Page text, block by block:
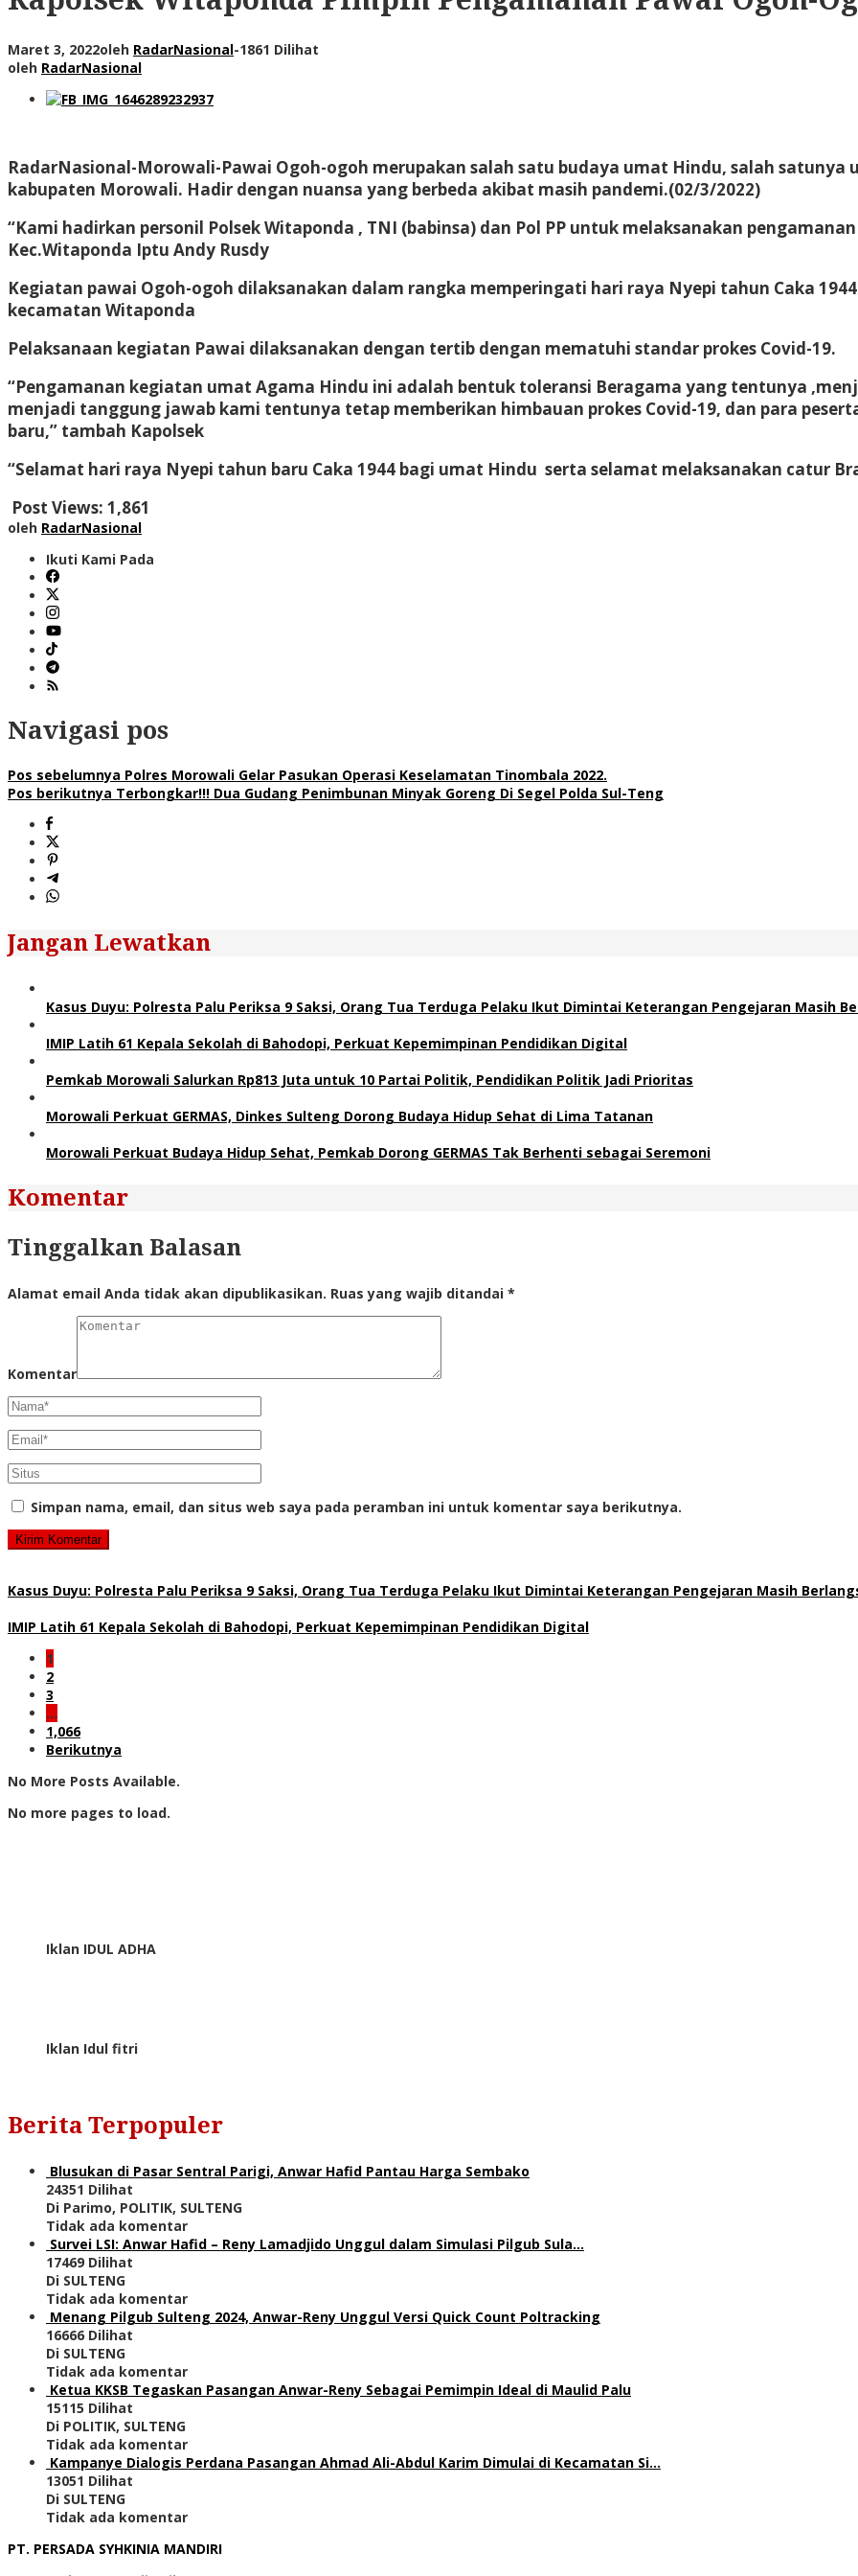
Maret 3, 2022oleh RadarNasional-1861 Dilihat
oleh RadarNasional
RadarNasional-Morowali-Pawai Ogoh-ogoh merupakan salah satu budaya umat Hindu, salah
kabupaten Morowali. Hadir dengan nuansa yang berbeda akibat masih pandemi.(02/3/2022)
“Kami hadirkan personil Polsek Witaponda , TNI (babinsa) dan Pol PP untuk melaksanakan
Kec.Witaponda Iptu Andy Rusdy
Kegiatan pawai Ogoh-ogoh dilaksanakan dalam rangka memperingati hari raya Nyepi tahun Caka
kecamatan Witaponda
Pelaksanaan kegiatan Pawai dilaksanakan dengan tertib dengan mematuhi standar prokes Covid-19.
“Pengamanan kegiatan umat Agama Hindu ini adalah bentuk toleransi Beragama yang tentunya
menjadi tanggung jawab kami tentunya tetap memberikan himbauan prokes Covid-19, dan para
baru,” tambah Kapolsek
“Selamat hari raya Nyepi tahun baru Caka 1944 bagi umat Hindu serta selamat melaksanakan catur
Post Views: 1,861
oleh RadarNasional
Ikuti Kami Pada
Navigasi pos
Pos sebelumnya Polres Morowali Gelar Pasukan Operasi Keselamatan Tinombala 2022.
Pos berikutnya Terbongkar!!! Dua Gudang Penimbunan Minyak Goreng Di Segel Polda Sul-Teng
Jangan Lewatkan
Kasus Duyu: Polresta Palu Periksa 9 Saksi, Orang Tua Terduga Pelaku Ikut Dimintai Keterangan Pengejaran Masih
IMIP Latih 61 Kepala Sekolah di Bahodopi, Perkuat Kepemimpinan Pendidikan Digital
Pemkab Morowali Salurkan Rp813 Juta untuk 10 Partai Politik, Pendidikan Politik Jadi Prioritas
Morowali Perkuat GERMAS, Dinkes Sulteng Dorong Budaya Hidup Sehat di Lima Tatanan
Morowali Perkuat Budaya Hidup Sehat, Pemkab Dorong GERMAS Tak Berhenti sebagai Seremoni
Komentar
Tinggalkan Balasan
Alamat email Anda tidak akan dipublikasikan. Ruas yang wajib ditandai *
Komentar
Simpan nama, email, dan situs web saya pada peramban ini untuk komentar saya berikutnya.
Kasus Duyu: Polresta Palu Periksa 9 Saksi, Orang Tua Terduga Pelaku Ikut Dimintai Keterangan Pengejaran Masih
IMIP Latih 61 Kepala Sekolah di Bahodopi, Perkuat Kepemimpinan Pendidikan Digital
1
2
3
…
1,066
Berikutnya
No More Posts Available.
No more pages to load.
Iklan IDUL ADHA
Iklan Idul fitri
Berita Terpopuler
Blusukan di Pasar Sentral Parigi, Anwar Hafid Pantau Harga Sembako
24351 Dilihat
Di Parimo, POLITIK, SULTENG
Tidak ada komentar
Survei LSI: Anwar Hafid – Reny Lamadjido Unggul dalam Simulasi Pilgub Sula…
17469 Dilihat
Di SULTENG
Tidak ada komentar
Menang Pilgub Sulteng 2024, Anwar-Reny Unggul Versi Quick Count Poltracking
16666 Dilihat
Di SULTENG
Tidak ada komentar
Ketua KKSB Tegaskan Pasangan Anwar-Reny Sebagai Pemimpin Ideal di Maulid Palu
15115 Dilihat
Di POLITIK, SULTENG
Tidak ada komentar
Kampanye Dialogis Perdana Pasangan Ahmad Ali-Abdul Karim Dimulai di Kecamatan Si…
13051 Dilihat
Di SULTENG
Tidak ada komentar
PT. PERSADA SYHKINIA MANDIRI